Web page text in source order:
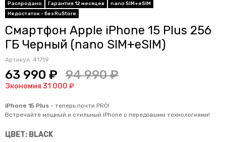
Распродано Гарантия 12 месяцев
nano SIM+eSIM
Недостаток - без RuStore
Смартфон Apple iPhone 15 Plus 256
ГБ Черный (nano SIM+eSIM)
Артикул: 41719
63 990 ₽ 94 990 ₽
Экономия 31 000 ₽
iPhone 15 Plus - теперь почти PRO!
Встречайте мощный и стильный iPhone с передовыми технологиями!
ЦВЕТ: BLACK